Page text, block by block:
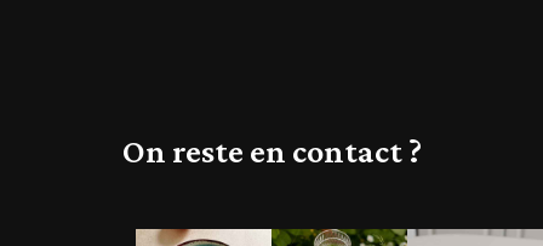
On reste en contact ?